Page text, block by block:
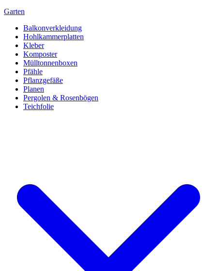
Garten
Balkonverkleidung
Hohlkammerplatten
Kleber
Komposter
Mülltonnenboxen
Pfähle
Pflanzgefäße
Planen
Pergolen & Rosenbögen
Teichfolie